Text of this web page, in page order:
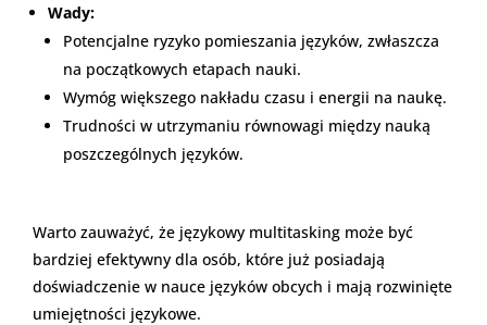
Wady:
Potencjalne ryzyko pomieszania języków, zwłaszcza
na początkowych etapach nauki.
Wymóg większego nakładu czasu i energii na naukę.
Trudności w utrzymaniu równowagi między nauką
poszczególnych języków.
Warto zauważyć, że językowy multitasking może być
bardziej efektywny dla osób, które już posiadają
doświadczenie w nauce języków obcych i mają rozwinięte
umiejętności językowe.